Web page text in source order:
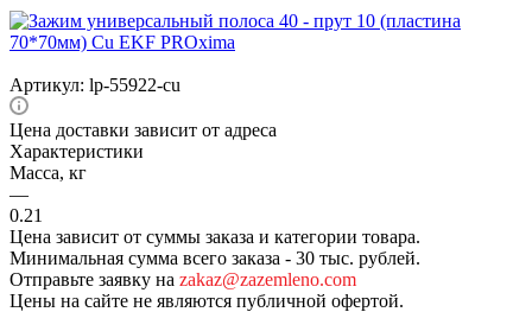
Артикул: lp-55922-cu
Цена доставки зависит от адреса
Характеристики
Масса, кг
—
0.21
Цена зависит от суммы заказа и категории товара.
Минимальная сумма всего заказа - 30 тыс. рублей.
Отправьте заявку на zakaz@zazemleno.com
Цены на сайте не являются публичной офертой.